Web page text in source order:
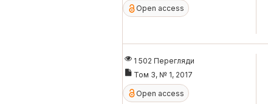
Open access
1 502 Перегляди
Том 3, № 1, 2017
Open access